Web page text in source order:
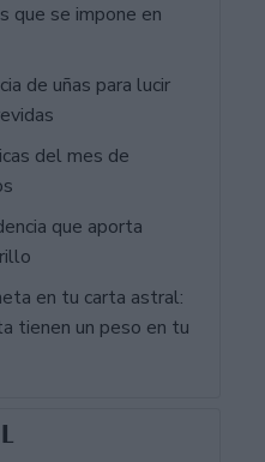
que se impone en
de uñas para lucir
del mes de
que aporta
en tu carta astral:
tienen un peso en tu